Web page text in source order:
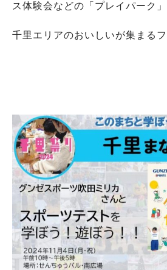
ス体験会などの「プレイパーク
千里エリアのおいしいが集まる